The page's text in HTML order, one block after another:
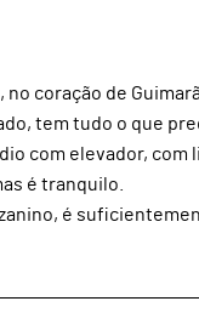
no coração de
tem tudo o que
com elevador,
é tranquilo.
é